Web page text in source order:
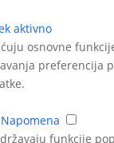
aktivno
osnovne
preferencija
Napomena
funkcije